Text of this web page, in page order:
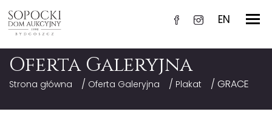
EN
Oferta Galeryjna
Strona główna / Oferta Galeryjna / Plakat / GRACE